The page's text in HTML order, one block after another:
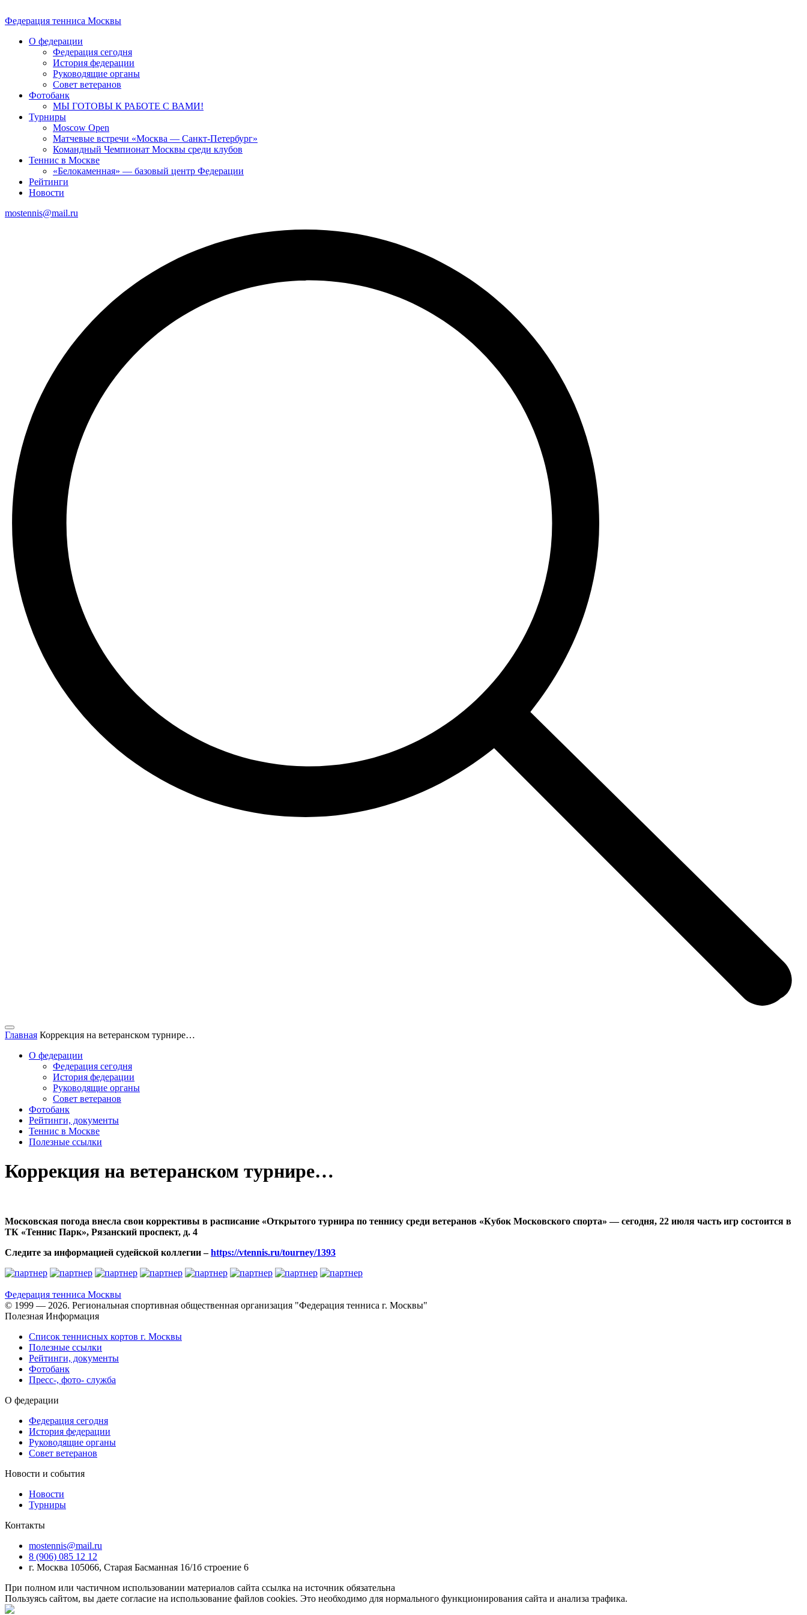
Федерация тенниса Москвы
О федерации
Федерация сегодня
История федерации
Руководящие органы
Совет ветеранов
Фотобанк
МЫ ГОТОВЫ К РАБОТЕ С ВАМИ!
Турниры
Moscow Open
Матчевые встречи «Москва — Санкт-Петербург»
Командный Чемпионат Москвы среди клубов
Теннис в Москве
«Белокаменная» — базовый центр Федерации
Рейтинги
Новости
mostennis@mail.ru
Главная Коррекция на ветеранском турнире…
О федерации
Федерация сегодня
История федерации
Руководящие органы
Совет ветеранов
Фотобанк
Рейтинги, документы
Теннис в Москве
Полезные ссылки
Коррекция на ветеранском турнире…
Московская погода внесла свои коррективы в расписание «Открытого турнира по теннису среди ветеранов «Кубок Московского спорта» — сегодня, 22 июля часть игр состоится в
ТК «Теннис Парк», Рязанский проспект, д. 4
Следите за информацией судейской коллегии –https://vtennis.ru/tourney/1393
Федерация тенниса Москвы
© 1999 — 2026. Региональная спортивная общественная организация "Федерация тенниса г. Москвы"
Полезная Информация
Список теннисных кортов г. Москвы
Полезные ссылки
Рейтинги, документы
Фотобанк
Пресс-, фото- служба
О федерации
Федерация сегодня
История федерации
Руководящие органы
Совет ветеранов
Новости и события
Новости
Турниры
Контакты
mostennis@mail.ru
8 (906) 085 12 12
г. Москва 105066, Старая Басманная 16/1б строение 6
При полном или частичном использовании материалов сайта ссылка на источник обязательна
Пользуясь сайтом, вы даете согласие на использование файлов cookies. Это необходимо для нормального функционирования сайта и анализа трафика.